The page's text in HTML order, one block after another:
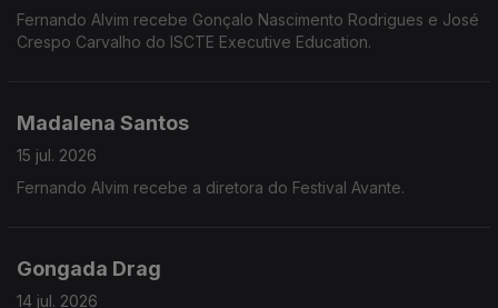
Fernando Alvim recebe Gonçalo Nascimento Rodrigues e José
Crespo Carvalho do ISCTE Executive Education.
Madalena Santos
15 jul. 2026
Fernando Alvim recebe a diretora do Festival Avante.
Gongada Drag
14 jul. 2026